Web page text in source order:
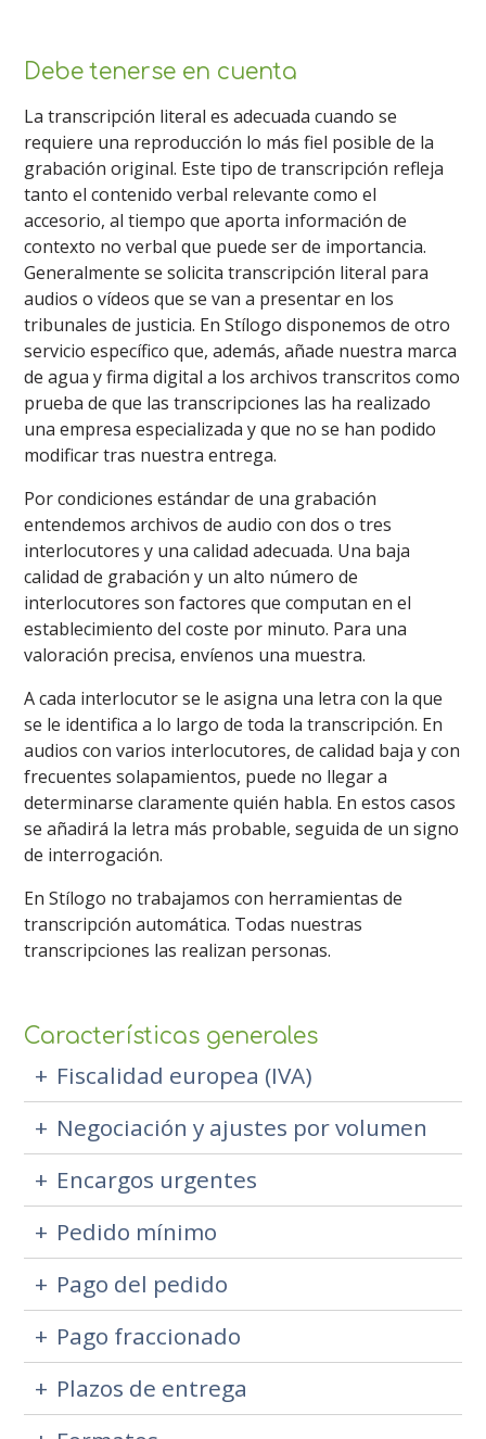
Debe tenerse en cuenta
La transcripción literal es adecuada cuando se
requiere una reproducción lo más fiel posible de la
grabación original. Este tipo de transcripción refleja
tanto el contenido verbal relevante como el
accesorio, al tiempo que aporta información de
contexto no verbal que puede ser de importancia.
Generalmente se solicita transcripción literal para
audios o vídeos que se van a presentar en los
tribunales de justicia. En Stílogo disponemos de otro
servicio específico que, además, añade nuestra marca
de agua y firma digital a los archivos transcritos como
prueba de que las transcripciones las ha realizado
una empresa especializada y que no se han podido
modificar tras nuestra entrega.
Por condiciones estándar de una grabación
entendemos archivos de audio con dos o tres
interlocutores y una calidad adecuada. Una baja
calidad de grabación y un alto número de
interlocutores son factores que computan en el
establecimiento del coste por minuto. Para una
valoración precisa, envíenos una muestra.
A cada interlocutor se le asigna una letra con la que
se le identifica a lo largo de toda la transcripción. En
audios con varios interlocutores, de calidad baja y con
frecuentes solapamientos, puede no llegar a
determinarse claramente quién habla. En estos casos
se añadirá la letra más probable, seguida de un signo
de interrogación.
En Stílogo no trabajamos con herramientas de
transcripción automática. Todas nuestras
transcripciones las realizan personas.
Características generales
Fiscalidad europea (IVA)
Negociación y ajustes por volumen
Encargos urgentes
Pedido mínimo
Pago del pedido
Pago fraccionado
Plazos de entrega